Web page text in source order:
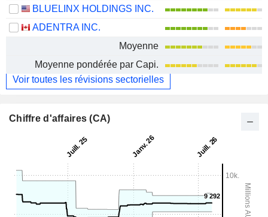
BLUELINX HOLDINGS INC.
ADENTRA INC.
Moyenne
Moyenne pondérée par Capi.
Voir toutes les révisions sectorielles
Chiffre d'affaires (CA)